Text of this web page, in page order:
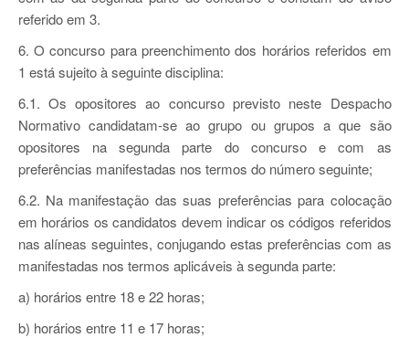
referido em 3.
6. O concurso para preenchimento dos horários referidos em
1 está sujeito à seguinte disciplina:
6.1. Os opositores ao concurso previsto neste Despacho
Normativo candidatam-se ao grupo ou grupos a que são
opositores na segunda parte do concurso e com as
preferências manifestadas nos termos do número seguinte;
6.2. Na manifestação das suas preferências para colocação
em horários os candidatos devem indicar os códigos referidos
nas alíneas seguintes, conjugando estas preferências com as
manifestadas nos termos aplicáveis à segunda parte:
a) horários entre 18 e 22 horas;
b) horários entre 11 e 17 horas;